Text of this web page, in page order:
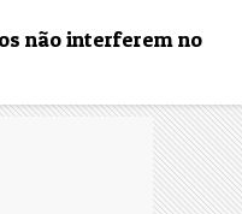
não interferem no